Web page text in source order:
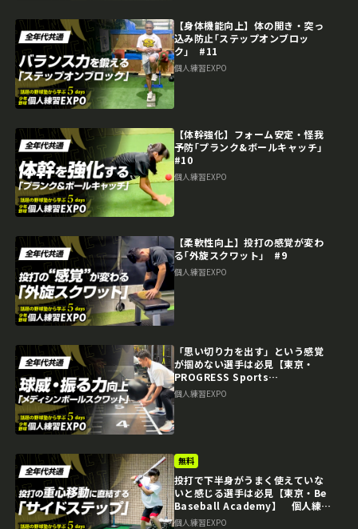
【身体機能向上】体の開き・突っ
込み防止｢ステップオンブロッ
ク｣ #11
個人練習EXPO
【体幹強化】フォーム安定・怪我
予防｢プランク&ボールキャッチ｣
#10
個人練習EXPO
【柔軟性向上】投打の感覚が変わ
る｢外旋スクワット｣ #9
個人練習EXPO
「思い切り力を出す」という感覚
が掴めない選手は必見【東京・
PROGRESS Sports
Performance Lab.】 個人練習
EXPOアーカイブ
個人練習EXPO
無料
投打で下半身がうまく使えていな
いと感じる選手は必見【東京・Be
Baseball Academy】 個人練習
EXPOアーカイブ
個人練習EXPO